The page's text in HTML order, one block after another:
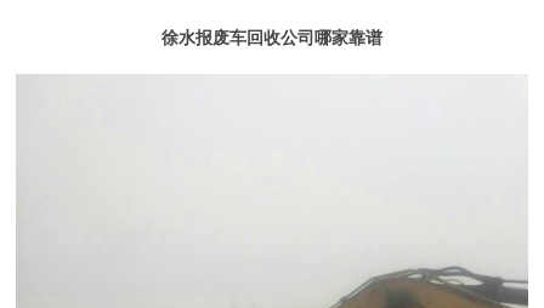
徐水报废车回收公司哪家靠谱